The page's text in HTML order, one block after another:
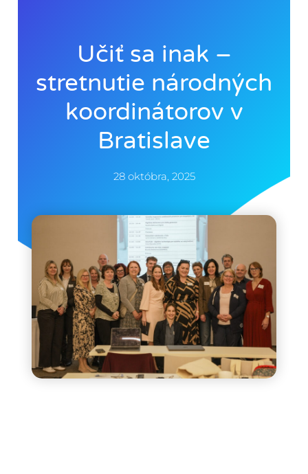
Učiť sa inak –
stretnutie národných
koordinátorov v
Bratislave
28 októbra, 2025